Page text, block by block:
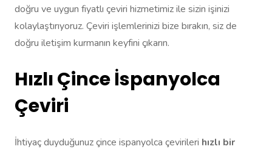
doğru ve uygun fiyatlı çeviri hizmetimiz ile sizin işinizi
kolaylaştırıyoruz. Çeviri işlemlerinizi bize bırakın, siz de
doğru iletişim kurmanın keyfini çıkarın.
Hızlı Çince İspanyolca
Çeviri
İhtiyaç duyduğunuz çince ispanyolca çevirileri hızlı bir